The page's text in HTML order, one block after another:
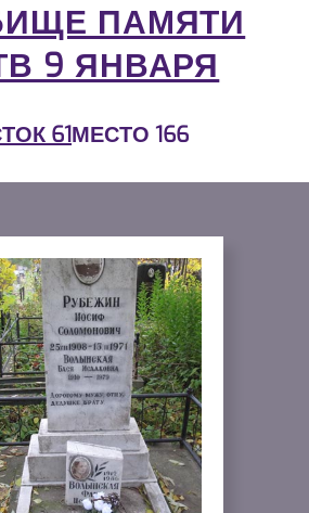
ПАМЯТИ
9 ЯНВАРЯ
61МЕСТО 166